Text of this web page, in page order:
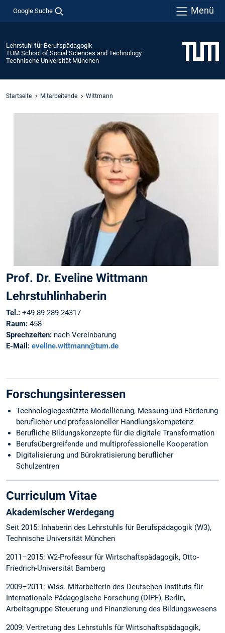
Google Suche Menü
Lehrstuhl für Berufspädagogik
TUM School of Social Sciences and Technology
Technische Universität München
Startseite Mitarbeitende Wittmann
Prof. Dr. Eveline Wittmann
Lehrstuhlinhaberin
Tel.: +49 89 289-24317
Raum: 458
Sprechzeiten: nach Vereinbarung
E-Mail: eveline.wittmann@tum.de
Forschungsinteressen
Technologiegestützte Modellierung, Messung und Förderung
beruflicher und professioneller Handlungskompetenz
Berufliche Bildungskonzepte für die digitale Transformation
Berufsübergreifende und multiprofessionelle Kooperation
Digitalisierung und Bürokratisierung beruflicher
Schulzentren
Curriculum Vitae
Akademischer Werdegang
Seit 2015: Inhaberin des Lehrstuhls für Berufspädagogik (W3),
Technische Universität München
2011–2015: W2-Professur für Wirtschaftspädagogik, Otto-
Friedrich-Universität Bamberg
2009–2011: Wiss. Mitarbeiterin des Deutschen Instituts für
Internationale Pädagogische Forschung (DIPF), Berlin,
Arbeitsgruppe Steuerung und Finanzierung des Bildungswesens
2009: Vertretung des Lehrstuhls für Wirtschaftspädagogik,